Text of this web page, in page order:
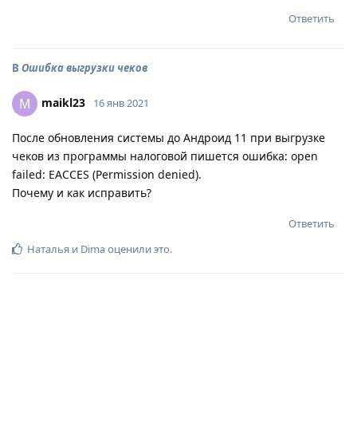
Ответить
В Ошибка выгрузки чеков
M maikl23 16 янв 2021
После обновления системы до Андроид 11 при выгрузке
чеков из программы налоговой пишется ошибка: open
failed: EACCES (Permission denied).
Почему и как исправить?
Ответить
Наталья и Dimaоценили это.